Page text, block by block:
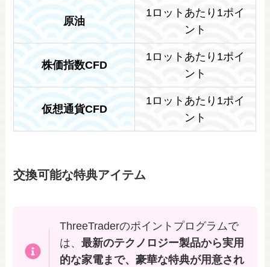
原油
1ロットあたり1ポイ
ント
株価指数CFD
1ロットあたり1ポイ
ント
仮想通貨CFD
1ロットあたり1ポイ
ント
交換可能な特典アイテム
ThreeTraderのポイントプログラムで
は、 最新のテクノロジー製品から実用
的な家電まで、豪華な特典が用意され